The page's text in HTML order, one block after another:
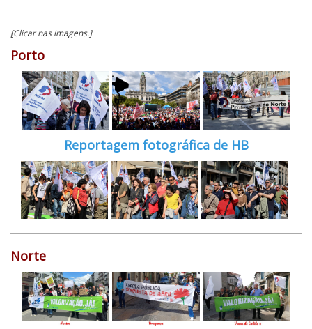
[Clicar nas imagens.]
Porto
Reportagem fotográfica de HB
Norte